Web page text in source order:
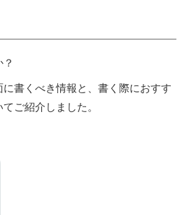
書くべき情報と、書く際におすす
ご紹介しました。